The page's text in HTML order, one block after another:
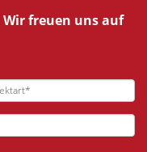
Wir freuen uns auf